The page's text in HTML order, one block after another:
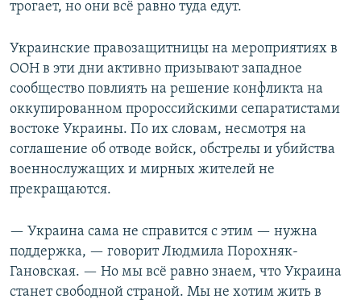
трогает, но они всё равно туда едут.
Украинские правозащитницы на мероприятиях в
ООН в эти дни активно призывают западное
сообщество повлиять на решение конфликта на
оккупированном пророссийскими сепаратистами
востоке Украины. По их словам, несмотря на
соглашение об отводе войск, обстрелы и убийства
военнослужащих и мирных жителей не
прекращаются.
— Украина сама не справится с этим — нужна
поддержка, — говорит Людмила Порохняк-
Гановская. — Но мы всё равно знаем, что Украина
станет свободной страной. Мы не хотим жить в